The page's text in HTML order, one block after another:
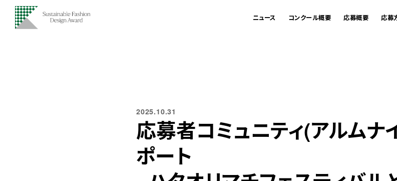
ニュース コンクール概要 応募概要 応募
2025.10.31
応募者コミュニティ(アルム
ポート